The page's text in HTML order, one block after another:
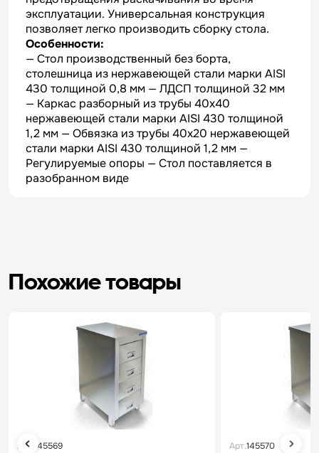
эксплуатации. Универсальная конструкция
позволяет легко производить сборку стола.
Особенности:
— Стол производственный без борта,
столешница из нержавеющей стали марки AISI
430 толщиной 0,8 мм — ЛДСП толщиной 32 мм
— Каркас разборный из трубы 40х40
нержавеющей стали марки AISI 430 толщиной
1,2 мм — Обвязка из трубы 40х20 нержавеющей
стали марки AISI 430 толщиной 1,2 мм —
Регулируемые опоры — Стол поставляется в
разобранном виде
Похожие товары
Арт. 145569 Арт.145570